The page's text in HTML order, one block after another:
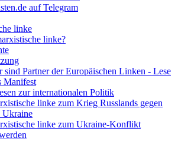
auf Telegram
linke
linke?
sind Partner der Europäischen Linken - Lese
Manifest
zur internationalen Politik
linke zum Krieg Russlands gegen
Ukraine
linke zum Ukraine-Konflikt